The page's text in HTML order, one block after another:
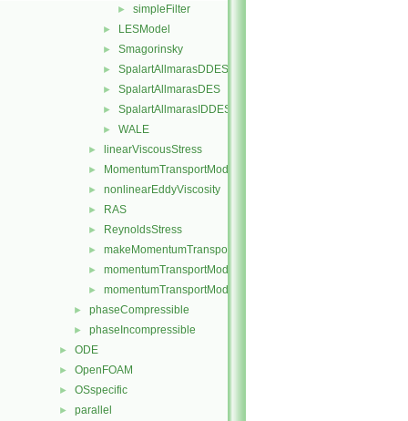
► simpleFilter
► LESModel
► Smagorinsky
► SpalartAllmarasDDES
► SpalartAllmarasDES
► SpalartAllmarasIDDES
► WALE
► linearViscousStress
► MomentumTransportModel
► nonlinearEddyViscosity
► RAS
► ReynoldsStress
► makeMomentumTransportModel.H
► momentumTransportModel.C
► momentumTransportModel.H
► phaseCompressible
► phaseIncompressible
► ODE
► OpenFOAM
► OSspecific
► parallel